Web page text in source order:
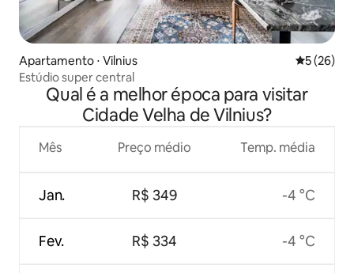
Apartamento ⋅ Vilnius 5 de uma
5 (26)
Estúdio super central
Qual é a melhor época para visitar
Cidade Velha de Vilnius?
Mês
Jan.
Fev.
Preço médio
R$ 349
R$ 334
Temp. média
-4 °C
-4 °C